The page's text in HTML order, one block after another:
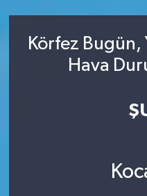
Körfez Bugün,
Hava
Süper Lig Puan
Son Dakika